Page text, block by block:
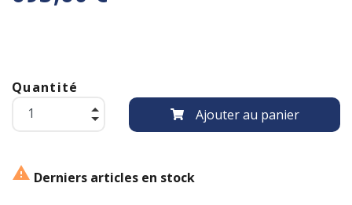
Quantité
Ajouter au panier
 Derniers articles en stock